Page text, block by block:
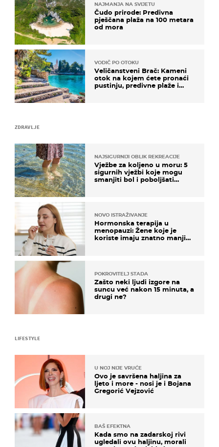
ZDRAVLJE
NAJSIGURNIJI OBLIK REKREACIJE
Vježbe za koljeno u moru: 5
sigurnih vježbi koje mogu
smanjiti bol i poboljšati
NOVO ISTRAŽIVANJE
Hormonska terapija u
menopauzi: Žene koje je
koriste imaju znatno manji
POKROVITELJ STADA
Zašto neki ljudi izgore na
suncu već nakon 15 minuta, a
drugi ne?
NAJMANJA NA SVIJETU
Čudo prirode: Predivna
pješčana plaža na 100 metara
od mora
VODIČ PO OTOKU
Veličanstveni Brač: Kameni
otok na kojem ćete pronaći
pustinju, predivne plaže i
LIFESTYLE
U NOJ NIJE VRUĆE
Ovo je savršena haljina za
ljeto i more - nosi je i Bojana
Gregorić Vejzović
BAŠ EFEKTNA
Kada smo na zadarskoj rivi
ugledali ovu haljinu, morali